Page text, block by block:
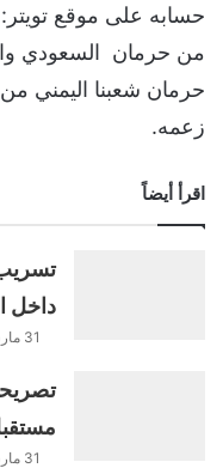
حسابه على موقع تويتر:
من حرمان السعودي
حرمان شعبنا اليمني
زعمه.
اقرأ أيضاً
داخل
31 مارس، 2026
31 مارس، 2026